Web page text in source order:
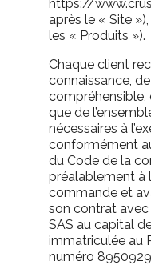
https://
après le « Site
les « Produits »).
Chaque client
connaissance,
compréhensible,
que de
nécessaires à
conformément
du Code de la
préalablement à
commande et
son contrat avec
SAS au capital
immatriculée au
numéro